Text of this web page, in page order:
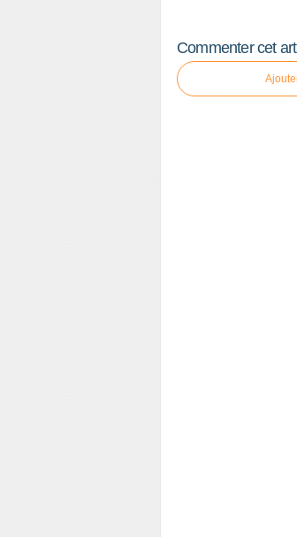
Commenter cet